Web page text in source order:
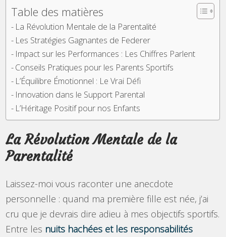
Table des matières
La Révolution Mentale de la Parentalité
Les Stratégies Gagnantes de Federer
Impact sur les Performances : Les Chiffres Parlent
Conseils Pratiques pour les Parents Sportifs
L’Équilibre Émotionnel : Le Vrai Défi
Innovation dans le Support Parental
L’Héritage Positif pour nos Enfants
La Révolution Mentale de la
Parentalité
Laissez-moi vous raconter une anecdote
personnelle : quand ma première fille est née, j’ai
cru que je devrais dire adieu à mes objectifs sportifs.
Entre les nuits hachées et les responsabilités